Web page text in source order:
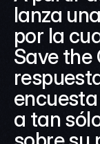
lanza
por la
Save the
a tan